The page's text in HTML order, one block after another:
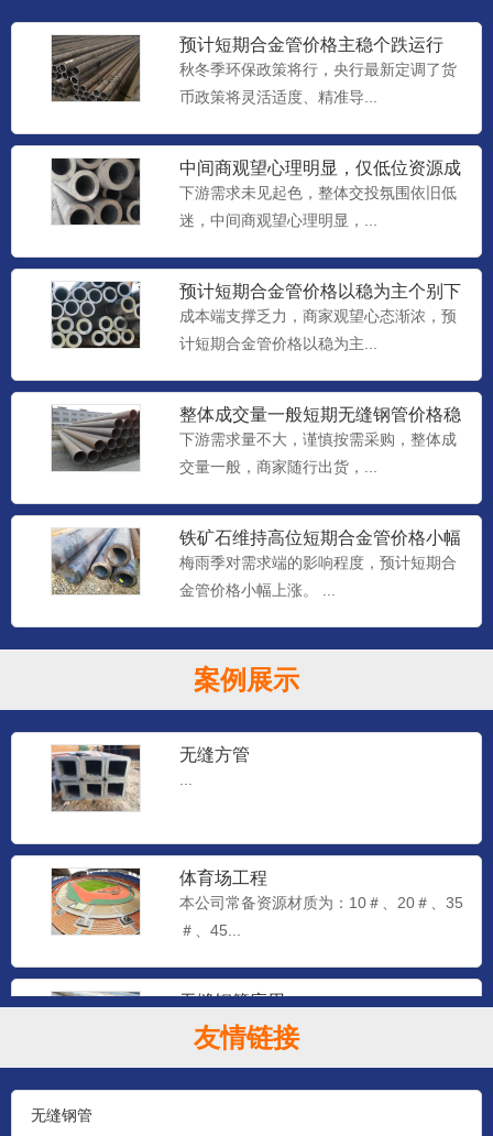
预计短期合金管价格主稳个跌运行
秋冬季环保政策将行，央行最新定调了货
币政策将灵活适度、精准导...
中间商观望心理明显，仅低位资源成
交尚可，预计短期合金管价格
下游需求未见起色，整体交投氛围依旧低
迷，中间商观望心理明显，...
预计短期合金管价格以稳为主个别下
调
成本端支撑乏力，商家观望心态渐浓，预
计短期合金管价格以稳为主...
整体成交量一般短期无缝钢管价格稳
中个调整理
下游需求量不大，谨慎按需采购，整体成
交量一般，商家随行出货，...
铁矿石维持高位短期合金管价格小幅
上涨
梅雨季对需求端的影响程度，预计短期合
金管价格小幅上涨。 ...
案例展示
无缝方管
...
体育场工程
本公司常备资源材质为：10＃、20＃、35
＃、45...
无缝钢管应用
本公司常备资源材质为：10＃、20＃、35
＃、45...
友情链接
无缝钢管